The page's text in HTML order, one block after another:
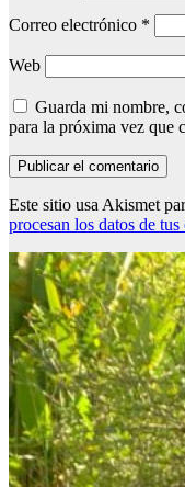
Correo electrónico *
Web
Guarda mi nombre,
para la próxima vez que
Este sitio usa Akismet
procesan los datos de